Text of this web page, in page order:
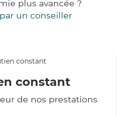
plus avancée ?
un conseiller
constant
de nos prestations